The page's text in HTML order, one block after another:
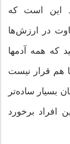
این است که
در ارزش‌ها
که همه آدمها
هم قرار نیست
بسیار ساده‌تر
افراد برخورد